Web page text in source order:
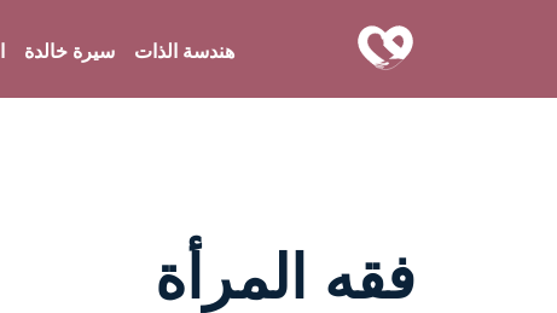
هندسة الذات سيرة خالدة
فقه المرأة